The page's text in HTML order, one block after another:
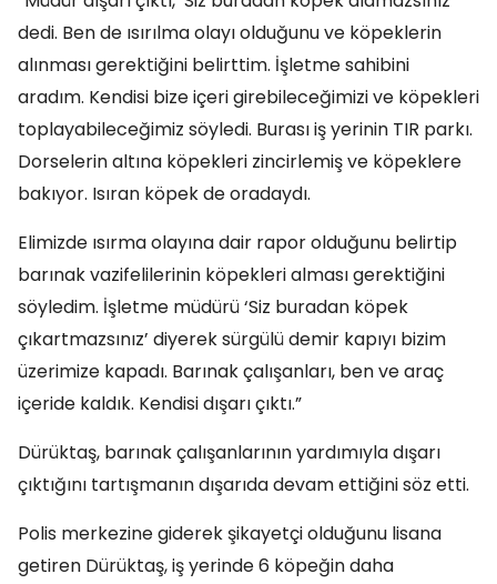
dedi. Ben de ısırılma olayı olduğunu ve köpeklerin
alınması gerektiğini belirttim. İşletme sahibini
aradım. Kendisi bize içeri girebileceğimizi ve köpekleri
toplayabileceğimiz söyledi. Burası iş yerinin TIR parkı.
Dorselerin altına köpekleri zincirlemiş ve köpeklere
bakıyor. Isıran köpek de oradaydı.
Elimizde ısırma olayına dair rapor olduğunu belirtip
barınak vazifelilerinin köpekleri alması gerektiğini
söyledim. İşletme müdürü ‘Siz buradan köpek
çıkartmazsınız’ diyerek sürgülü demir kapıyı bizim
üzerimize kapadı. Barınak çalışanları, ben ve araç
içeride kaldık. Kendisi dışarı çıktı.”
Dürüktaş, barınak çalışanlarının yardımıyla dışarı
çıktığını tartışmanın dışarıda devam ettiğini söz etti.
Polis merkezine giderek şikayetçi olduğunu lisana
getiren Dürüktaş, iş yerinde 6 köpeğin daha